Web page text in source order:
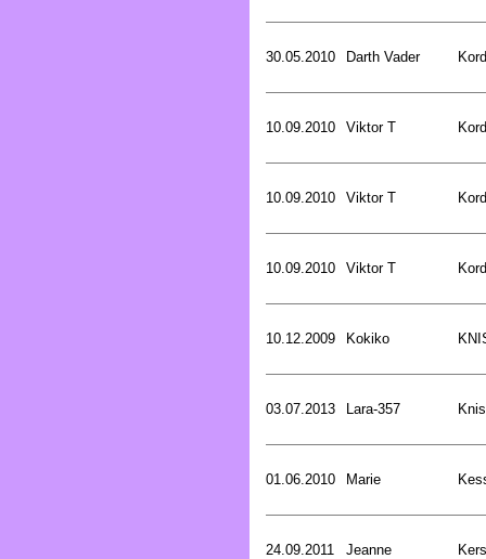
30.05.2010 Darth Vader
10.09.2010 Viktor T
10.09.2010 Viktor T
10.09.2010 Viktor T
10.12.2009 Kokiko
03.07.2013 Lara-357
01.06.2010 Marie
24.09.2011 Jeanne